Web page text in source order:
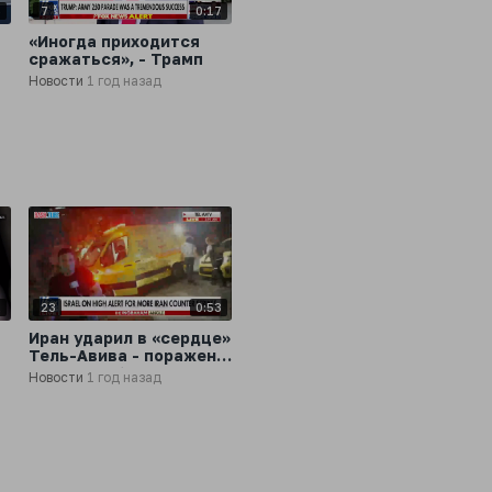
7 0:17
«Иногда приходится
сражаться», - Трамп
Новости 1 год назад
23 0:53
Иран ударил в «сердце»
Тель-Авива - поражены
военные объекты
Новости 1 год назад